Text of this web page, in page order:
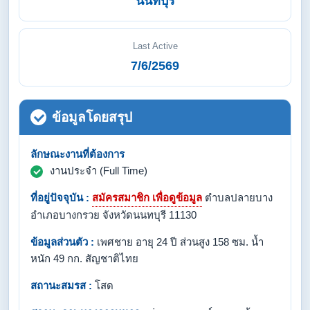
Last Active
7/6/2569
ข้อมูลโดยสรุป
ลักษณะงานที่ต้องการ
งานประจำ (Full Time)
ที่อยู่ปัจจุบัน : สมัครสมาชิก เพื่อดูข้อมูล ตำบลปลายบาง
อำเภอบางกรวย จังหวัดนนทบุรี 11130
ข้อมูลส่วนตัว : เพศชาย อายุ 24 ปี ส่วนสูง 158 ซม. น้ำ
หนัก 49 กก. สัญชาติไทย
สถานะสมรส : โสด